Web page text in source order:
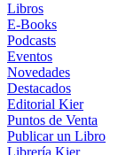
Libros
E-Books
Podcasts
Eventos
Novedades
Destacados
Editorial Kier
Puntos de Venta
Publicar un Libro
Librería Kier